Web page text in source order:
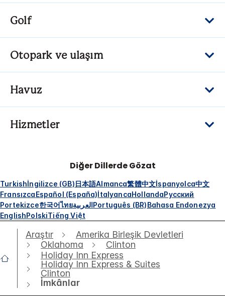
Golf
Otopark ve ulaşım
Havuz
Hizmetler
Diğer Dillerde Gözat
Turkishİngilizce (GB)日本語Almanca繁體中文İspanyolca中文
FransızcaEspañol (España)İtalyancaHollandaРусский
Portekizce한국어ไทยالعربيةPortuguês (BR)Bahasa Endonezya
EnglishPolskiTiếng Việt
Araştır
Amerika Birleşik Devletleri
Oklahoma
Clinton
Holiday Inn Express
Holiday Inn Express & Suites
Clinton
İmkânlar